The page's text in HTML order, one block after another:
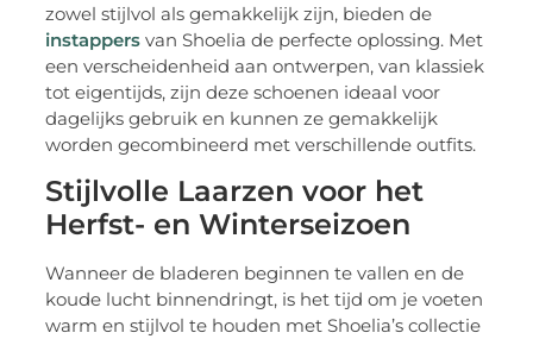
zowel stijlvol als gemakkelijk zijn, bieden de
instappersvan Shoelia de perfecte oplossing. Met
een verscheidenheid aan ontwerpen, van klassiek
tot eigentijds, zijn deze schoenen ideaal voor
dagelijks gebruik en kunnen ze gemakkelijk
worden gecombineerd met verschillende outfits.
Stijlvolle Laarzen voor het
Herfst- en Winterseizoen
Wanneer de bladeren beginnen te vallen en de
koude lucht binnendringt, is het tijd om je voeten
warm en stijlvol te houden met Shoelia’s collectie